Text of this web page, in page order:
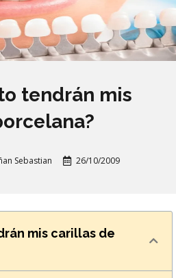
tendrán mis
Sebastian 26/10/2009
mis carillas de